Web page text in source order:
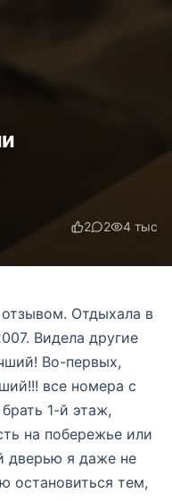
2 2 4 тыс
Отдыхала в
Видела другие
Во-первых,
все номера с
1-й этаж,
на побережье или
дверью я даже не
остановиться тем,